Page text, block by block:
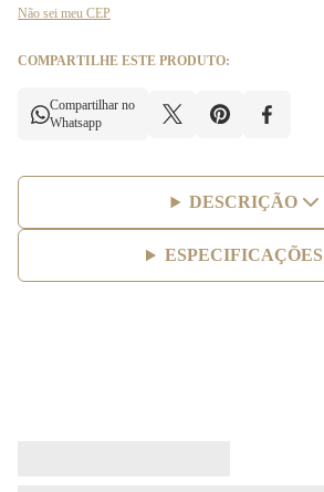
Não sei meu CEP
COMPARTILHE ESTE PRODUTO:
Compartilhar no
Whatsapp
DESCRIÇÃO
ESPECIFICAÇÕES